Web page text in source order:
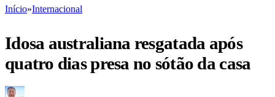
Início»Internacional
Idosa australiana resgatada após
quatro dias presa no sótão da casa